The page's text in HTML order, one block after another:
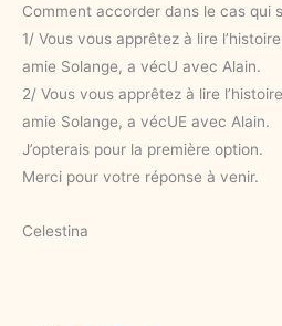
Comment accorder dans le cas qui
1/ Vous vous apprêtez à lire
amie Solange, a vécU avec Alain.
2/ Vous vous apprêtez à lire
amie Solange, a vécUE avec Alain.
J’opterais pour la première option.
Merci pour votre réponse à venir.
Celestina